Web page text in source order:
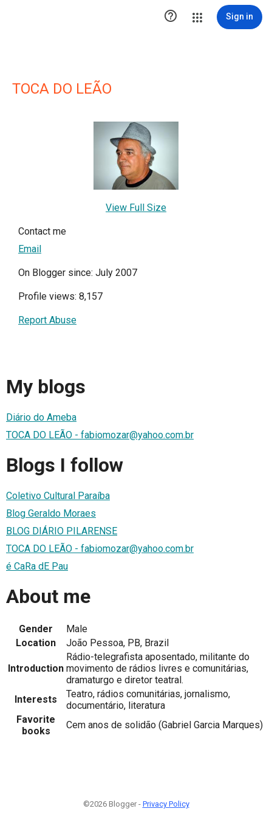
 Sign in
TOCA DO LEÃO
View Full Size
Contact me
Email
On Blogger since: July 2007
Profile views: 8,157
Report Abuse
My blogs
Diário do Ameba
TOCA DO LEÃO - fabiomozar@yahoo.com.br
Blogs I follow
Coletivo Cultural Paraíba
Blog Geraldo Moraes
BLOG DIÁRIO PILARENSE
TOCA DO LEÃO - fabiomozar@yahoo.com.br
é CaRa dE Pau
About me
Gender
Male
Location
João Pessoa, PB, Brazil
Introduction
Rádio-telegrafista aposentado, militante do
movimento de rádios livres e comunitárias,
dramaturgo e diretor teatral.
Interests
Teatro, rádios comunitárias, jornalismo,
documentário, literatura
Favorite
books
Cem anos de solidão (Gabriel Garcia Marques)
©2026 Blogger - Privacy Policy